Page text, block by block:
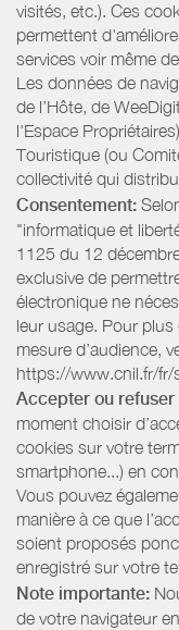
visités, etc.). Ces
permettent
services voir même
Les données de
de l’Hôte, de
l'Espace
Touristique (ou
collectivité qui
Consentement:
"informatique et
1125 du 12
exclusive de
électronique ne
leur usage. Pour
mesure d’audience,
https://www.cnil.fr/fr/
Accepter ou refuser
moment choisir
cookies sur votre
smartphone...) en
Vous pouvez
manière à ce que
soient proposés
enregistré sur votre
Note importante:
de votre navigateur